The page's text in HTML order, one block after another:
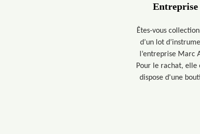
Entreprise
Êtes-vous
d’un lot
l’entreprise Marc
Pour le rachat, elle
dispose d'une